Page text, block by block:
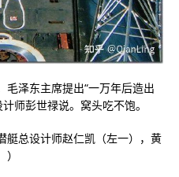
泽东主席提出“一万年后造出
师彭世禄说。窝头吃不饱。
艇总设计师赵仁凯（左一），黄